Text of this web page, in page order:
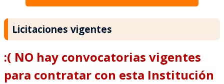
Licitaciones vigentes
:( NO hay convocatorias vigentes
para contratar con esta Institución